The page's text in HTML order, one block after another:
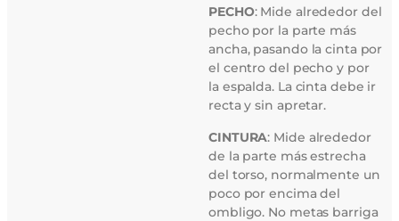
PECHO: Mide alrededor del
pecho por la parte más
ancha, pasando la cinta por
el centro del pecho y por
la espalda. La cinta debe ir
recta y sin apretar.
CINTURA: Mide alrededor
de la parte más estrecha
del torso, normalmente un
poco por encima del
ombligo. No metas barriga